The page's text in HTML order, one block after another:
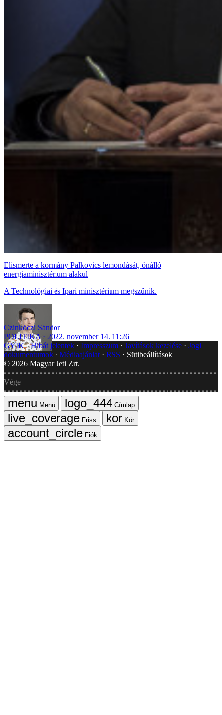
Elismerte a kormány Palkovics lemondását, önálló
energiaminisztérium alakul
A Technológiai és Ipari minisztérium megszűnik.
Czinkóczi Sándor
POLITIKA
2022. november 14. 11:26
GYIK Hibát jelentek Impresszum Javítások kezelése
Jogi
dokumentumok
Médiaajánlat RSS
Sütibeállítások
© 2026 Magyar Jeti Zrt.
Vége
Menü
Címlap
Friss
Kör
Fiók